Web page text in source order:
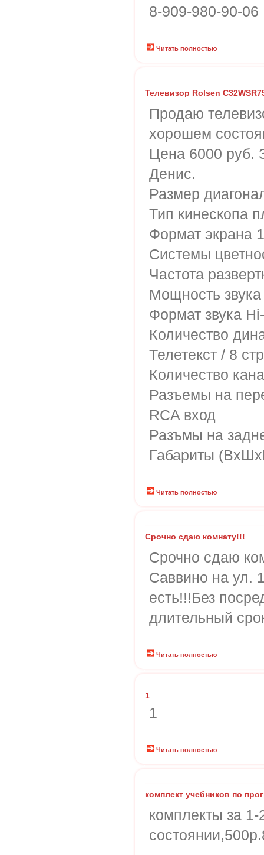
8-909-980-90-06
Читать полностью
Телевизор Rolsen
Продаю
хорошем
Цена 6000 руб.
Денис.
Размер
Тип кинескопа
Формат экрана
Системы
Частота
Мощность
Формат звука
Количество
Телетекст / 8
Количество
Разъемы на
RCA вход
Разъмы на
Габариты
Читать полностью
Срочно сдаю комнату!!!
Срочно сдаю
Саввино на ул.
есть!!!Без
длительный
Читать полностью
1
1
Читать полностью
комплект учебников по
комплекты за